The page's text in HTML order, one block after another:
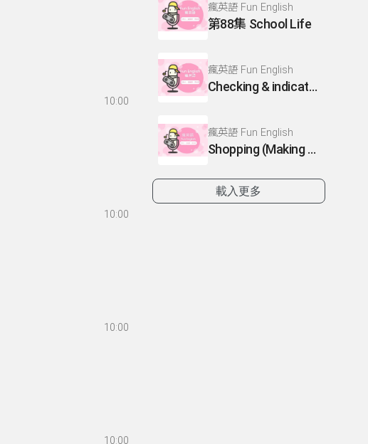
10:00
10:00
10:00
10:00
瘋英語 Fun English
第88集 School Life
瘋英語 Fun English
Checking & indicating understanding
瘋英語 Fun English
Shopping (Making suggestions)
載入更多